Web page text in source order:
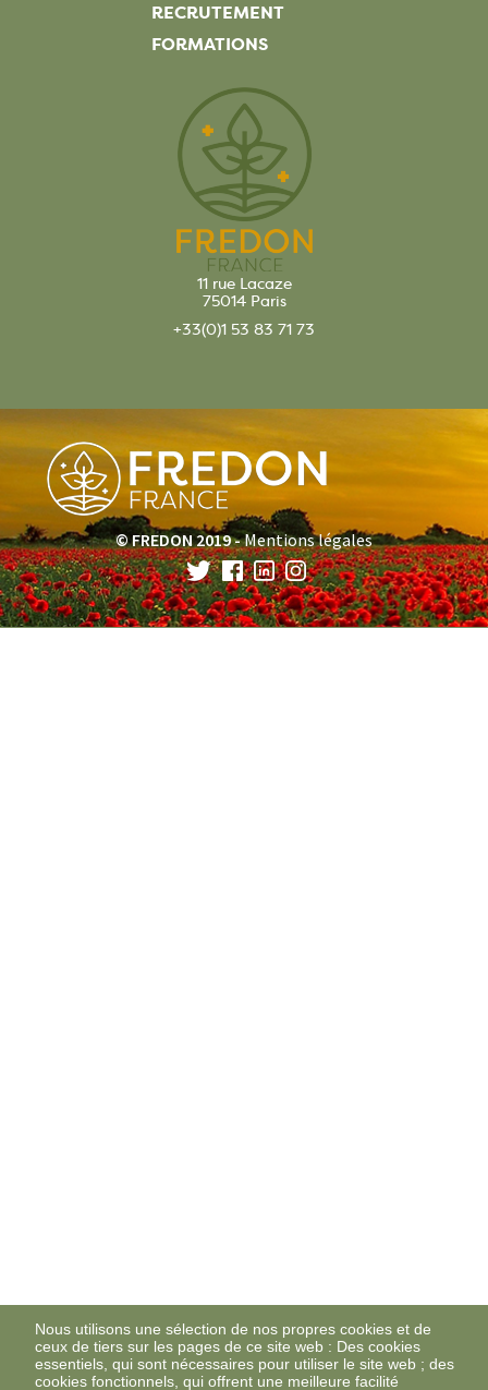
RECRUTEMENT
FORMATIONS
11 rue Lacaze
75014 Paris
+33(0)1 53 83 71 73
© FREDON 2019 -Mentions légales
Nous utilisons une sélection de nos propres cookies et de
ceux de tiers sur les pages de ce site web : Des cookies
essentiels, qui sont nécessaires pour utiliser le site web ; des
cookies fonctionnels, qui offrent une meilleure facilité